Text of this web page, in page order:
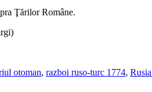
Ţărilor Române.
otoman, razboi ruso-turc 1774,